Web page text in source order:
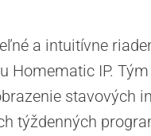
a intuitívne
Homematic IP.
stavových
týždenných